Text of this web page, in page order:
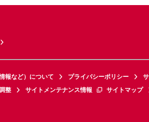
報など）について プライバシーポリシー
整
サイトメンテナンス情報 サイトマップ